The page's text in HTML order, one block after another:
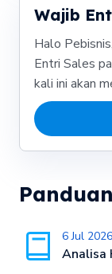
Wajib
Halo
Entri Sales
kali ini akan
6 Jul 2026
Analisa